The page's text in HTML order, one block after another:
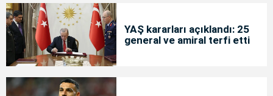
YAŞ kararları açıklandı: 25
general ve amiral terfi etti